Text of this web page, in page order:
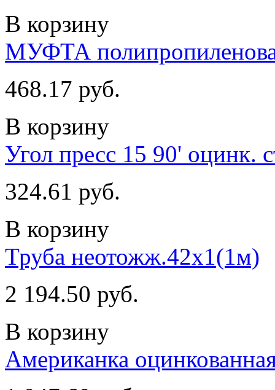
В корзину
МУФТА
468.17 руб.
В корзину
Угол пресс 15 90' оцинк.
324.61 руб.
В корзину
Труба неотожж.42х1(1м)
2 194.50 руб.
В корзину
Американка